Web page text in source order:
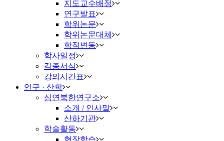
지도교수배정
연구발표
학위논문
학위논문대체
학적변동
학사일정
각종서식
강의시간표
연구 · 산학
심연북한연구소
소개 / 인사말
산하기관
학술활동
현장학습